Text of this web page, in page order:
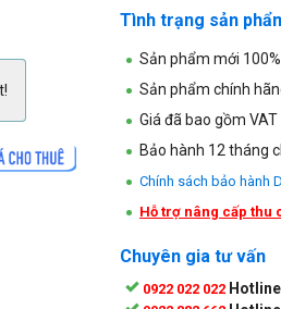
Tình trạng sản
Sản phẩm mới 100%
Sản phẩm chính
Giá đã bao gồm VAT
Bảo hành 12 tháng
Chính sách bảo hành
Hỗ trợ nâng cấp thu
Chuyên gia tư vấn
0922 022 022